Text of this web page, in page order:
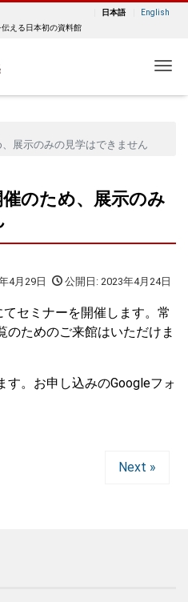
日本語
English
える日本初の資料館
、展示のみの見学はできません
催のため、展示のみ
4月29日
公開日: 2023年4月24日
セミナーを開催します。常
のためのご来館はいただけま
す。お申し込みのGoogleフォ
Next »